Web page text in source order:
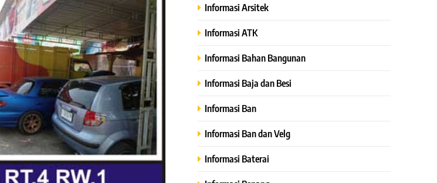
Informasi Arsitek
Informasi ATK
Informasi Bahan Bangunan
Informasi Baja dan Besi
Informasi Ban
Informasi Ban dan Velg
Informasi Baterai